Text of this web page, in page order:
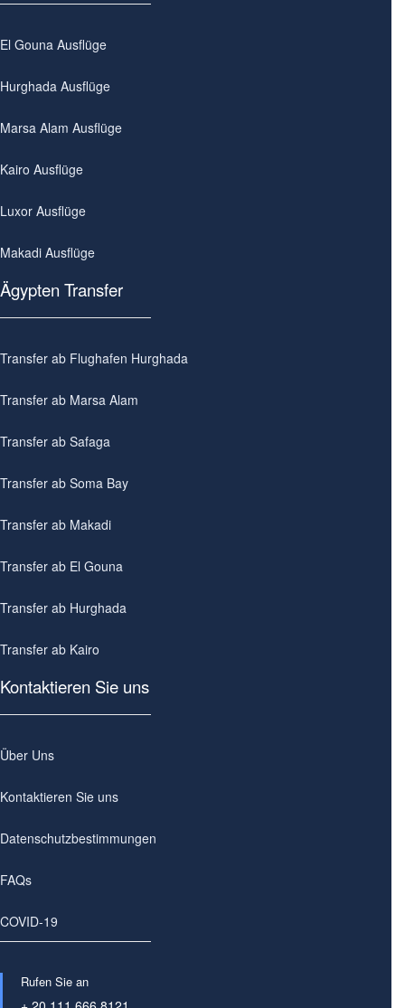
El Gouna Ausflüge
Hurghada Ausflüge
Marsa Alam Ausflüge
Kairo Ausflüge
Luxor Ausflüge
Makadi Ausflüge
Ägypten Transfer
Transfer ab Flughafen Hurghada
Transfer ab Marsa Alam
Transfer ab Safaga
Transfer ab Soma Bay
Transfer ab Makadi
Transfer ab El Gouna
Transfer ab Hurghada
Transfer ab Kairo
Kontaktieren Sie uns
Über Uns
Kontaktieren Sie uns
Datenschutzbestimmungen
FAQs
COVID-19
Rufen Sie an